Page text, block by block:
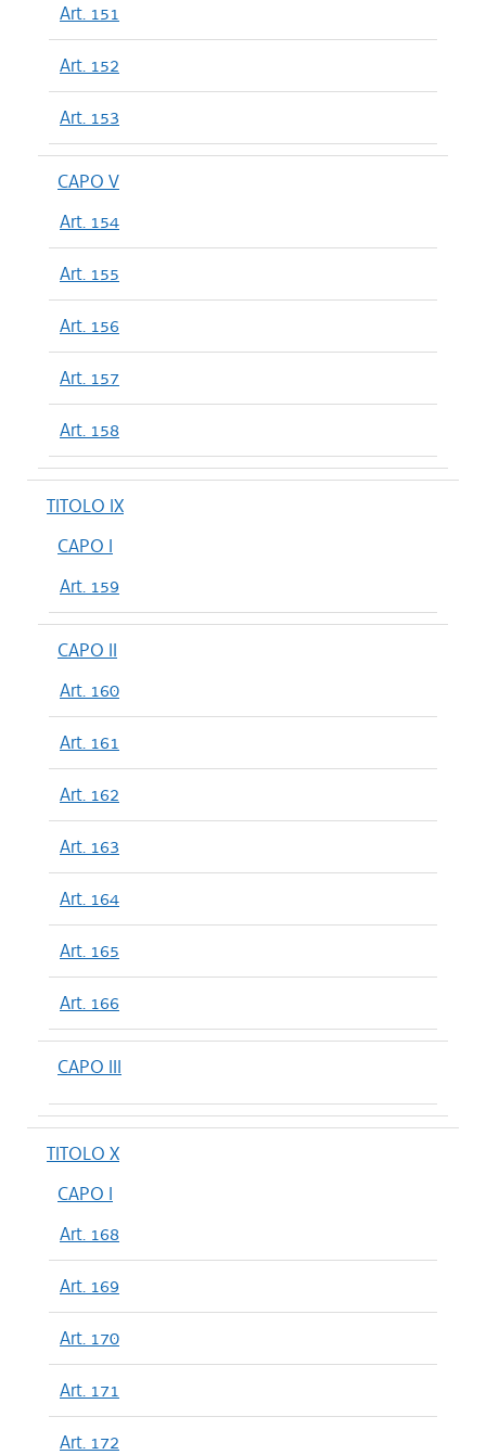
Art. 151
Art. 152
Art. 153
CAPO V
Art. 154
Art. 155
Art. 156
Art. 157
Art. 158
TITOLO IX
CAPO I
Art. 159
CAPO II
Art. 160
Art. 161
Art. 162
Art. 163
Art. 164
Art. 165
Art. 166
CAPO III
TITOLO X
CAPO I
Art. 168
Art. 169
Art. 170
Art. 171
Art. 172